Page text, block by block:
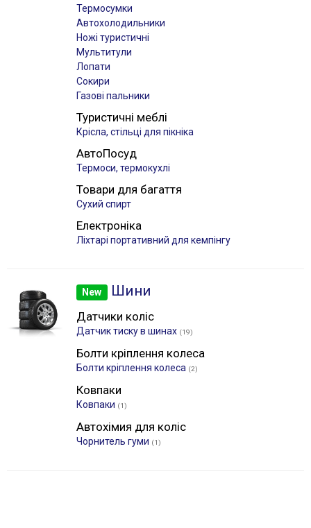
Термосумки
Автохолодильники
Ножі туристичні
Мультитули
Лопати
Сокири
Газові пальники
Туристичні меблі
Крісла, стільці для пікніка
АвтоПосуд
Термоси, термокухлі
Товари для багаття
Сухий спирт
Електроніка
Лiхтарі портативний для кемпінгу
New Шини
Датчики коліс
Датчик тиску в шинах (19)
Болти кріплення колеса
Болти кріплення колеса (2)
Ковпаки
Ковпаки (1)
Автохімия для коліс
Чорнитель гуми (1)